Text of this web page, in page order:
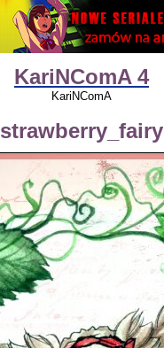
KariNComA 4
KariNComA
strawberry_fairy